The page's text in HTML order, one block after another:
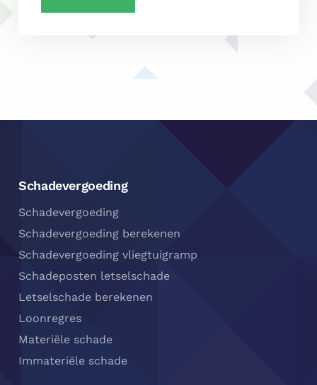
Schadevergoeding
Schadevergoeding
Schadevergoeding berekenen
Schadevergoeding vliegtuigramp
Schadeposten letselschade
Letselschade berekenen
Loonregres
Materiële schade
Immateriële schade